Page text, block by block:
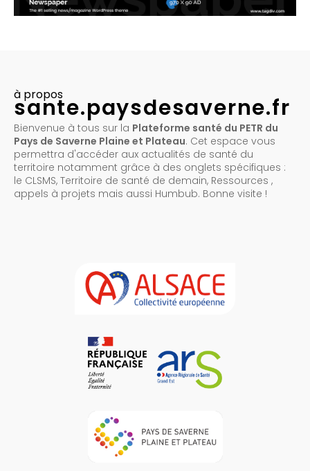
à propos
sante.paysdesaverne.fr
Bienvenue à tous sur la Plateforme santé du PETR du
Pays de Saverne Plaine et Plateau. Cet espace vous
permettra d'accéder aux actualités de santé du
territoire notamment grâce à des onglets spécifiques :
le CLSMS, Territoire de santé de demain, Ressources ,
appels à projets mais aussi Humbub. Bonne visite !